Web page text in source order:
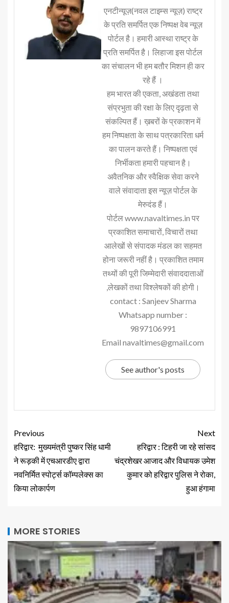
एनटीन्यूज़(नवल टाइम्स न्यूज़) राष्ट्र
के प्रति समर्पित एक निष्पक्ष वेब न्यूज़
पोर्टल है। हमारी आस्था राष्ट्र के
प्रति समर्पित है। लिहाजा इस पोर्टल
का संचालन भी हम बतौर मिशन ही कर
रहे हैं ।
हम भारत की एकता, अखंडता तथा
संप्रभुता की रक्षा के लिए दृढ़ता से
संकल्पित हैं। ख़बरों के प्रकाशन में
हम निष्पक्षता के साथ पत्रकारिता धर्म
का पालन करते हैं। निष्पक्षता एवं
निर्भीकता हमारी पहचान है।
अवैतनिक और स्वैक्षिक सेवा करने
वाले संवादाता इस न्यूज़ पोर्टल के
मेरुदंड हैं।
पोर्टल www.navaltimes.in पर
प्रकाशित समाचारों, विचारों तथा
आलेखों से संपादक मंडल का सहमत
होना जरूरी नहीं है। प्रकाशित तमाम
तथ्यों की पूरी जिम्मेदारी संवाददाताओं
,लेखकों तथा विश्लेषकों की होगी।
contact : Sanjeev Sharma
Whatsapp number :
9897106991
Email navaltimes@gmail.com
See author's posts
Previous
हरिद्वार: मुख्यमंत्री पुष्कर सिंह धामी
ने रूड़की में एचआरडीए द्वारा
नवनिर्मित स्पोर्ट्स कॉम्पलेक्स का
किया लोकार्पण
Next
हरिद्वार : टिहरी जा रहे सांसद
चंद्रशेखर आजाद और विधायक उमेश
कुमार को हरिद्वार पुलिस ने रोका,
हुआ हंगामा
MORE STORIES